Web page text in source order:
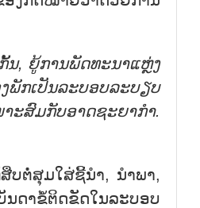
ນ, ຍູ້ການພັດທະນາແຫຼ່ງ
ກເປັນລະບອບລະບຽບ
ະສົມກັບອາດຊະຍາກຳ.
ຕໍ່ສຸມໃສ່ຊີ້ນຳ, ນຳພາ,
ດາຂໍ້ຕິດຂັດໃນລະບອບ